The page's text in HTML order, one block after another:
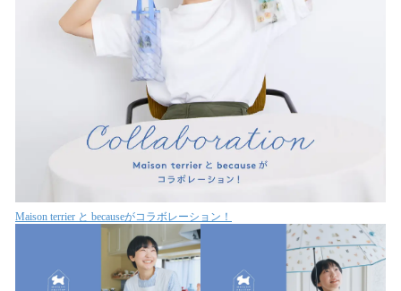
Maison terrier と becauseがコラボレーション！